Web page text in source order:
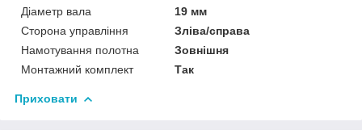
Діаметр вала
19 мм
Сторона управління
Зліва/справа
Намотування полотна
Зовнішня
Монтажний комплект
Так
Приховати